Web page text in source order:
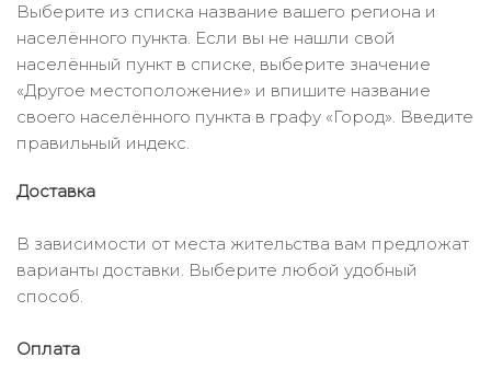
Выберите из списка название вашего региона и
населённого пункта. Если вы не нашли свой
населённый пункт в списке, выберите значение
«Другое местоположение» и впишите название
своего населённого пункта в графу «Город». Введите
правильный индекс.
Доставка
В зависимости от места жительства вам предложат
варианты доставки. Выберите любой удобный
способ.
Оплата